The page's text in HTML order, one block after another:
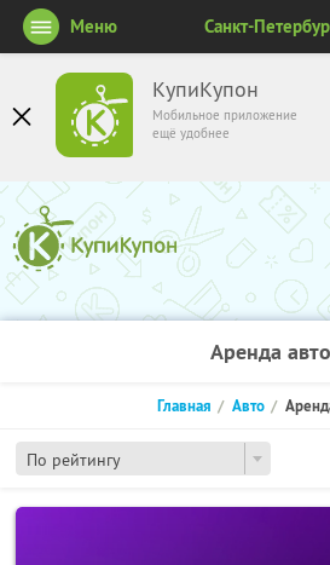
КупиКупон
Мобильное приложение
ещё удобнее
Меню Санкт-
Аренда авто
По рейтингу
Главная Авто